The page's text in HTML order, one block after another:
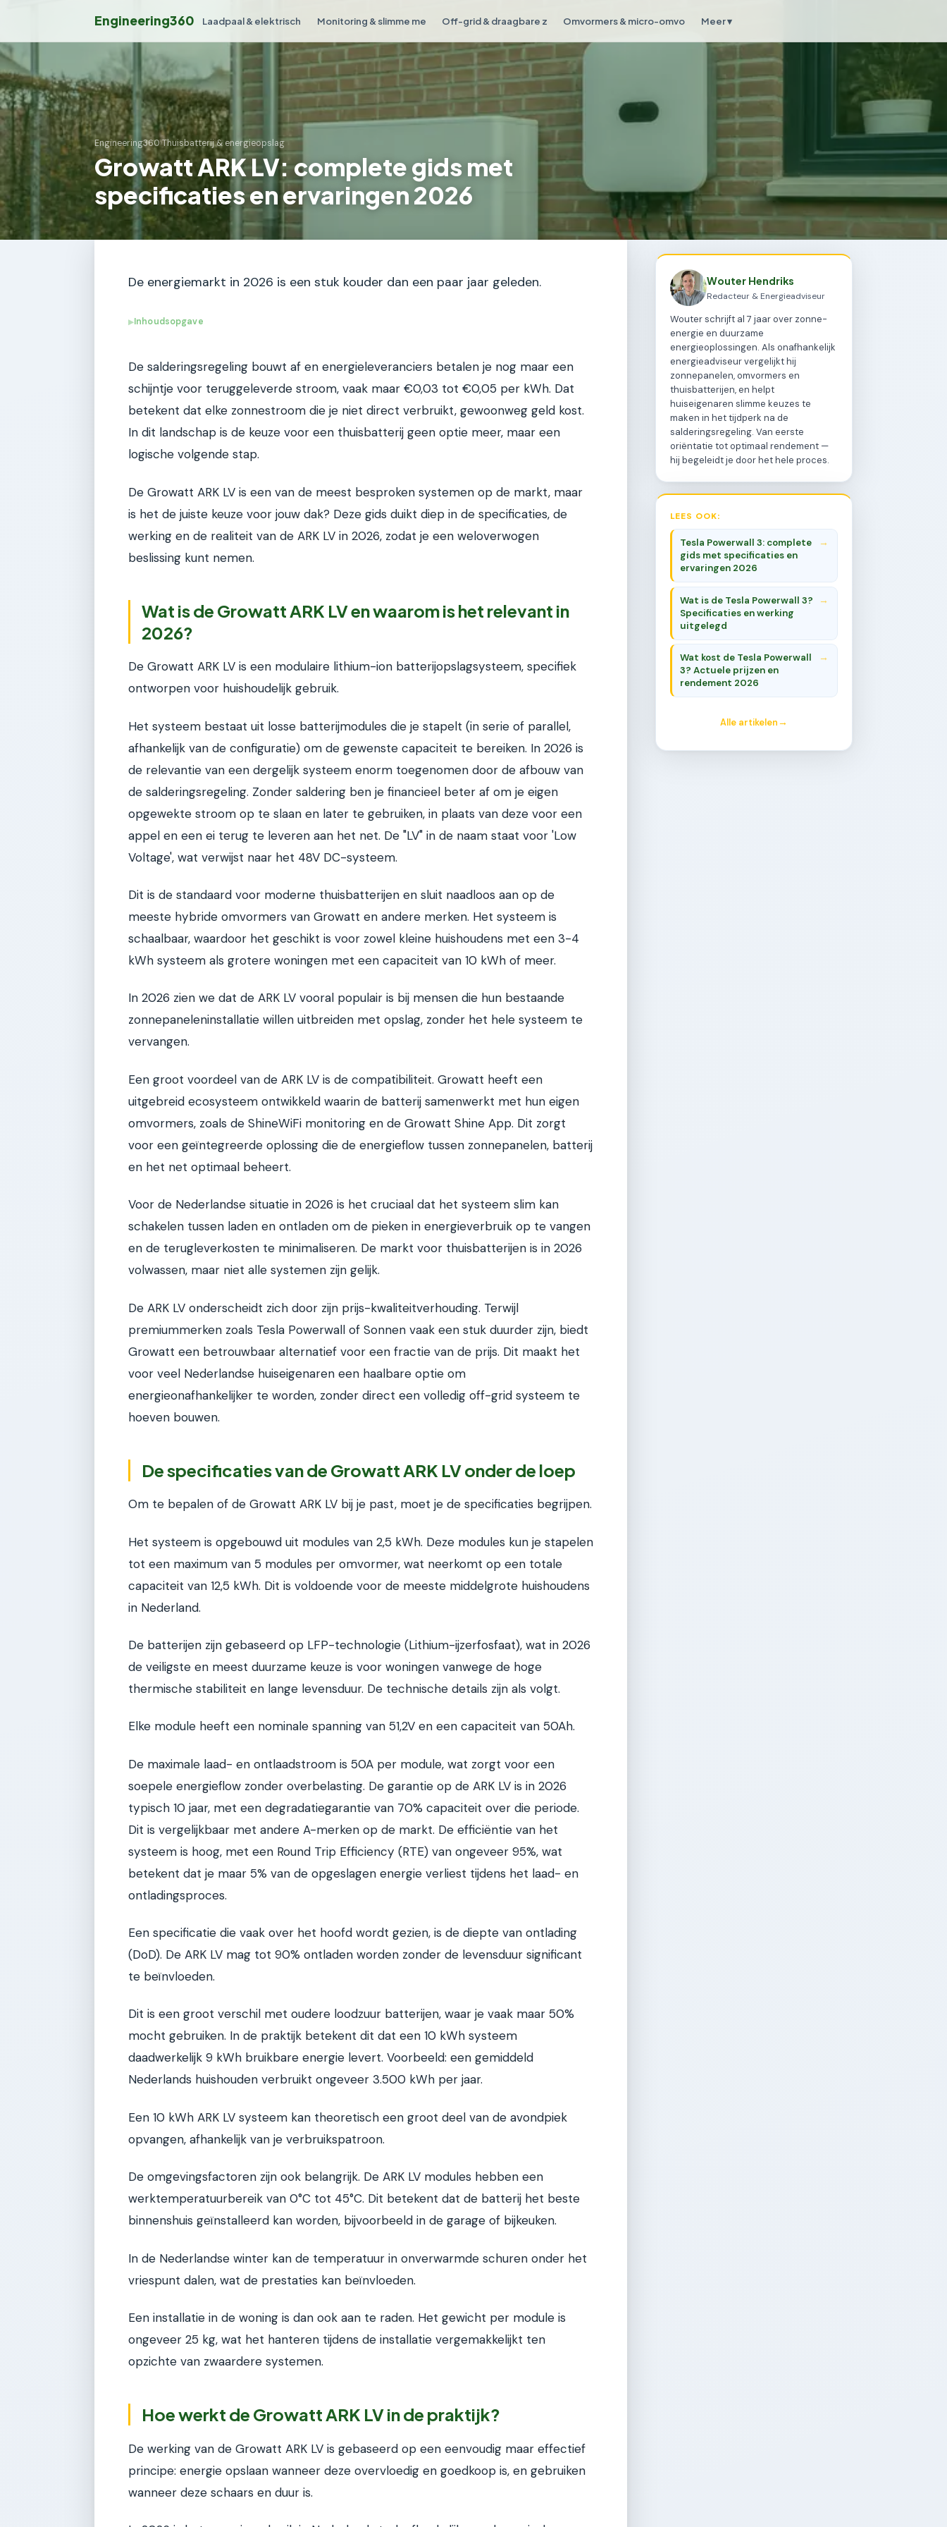
Engineering360 Laadpaal & elektrisch Monitoring & slimme me Off-grid & draagbare z Omvormers & micro-omvo Meer ▾
Engineering360›Thuisbatterij & energieopslag
Growatt ARK LV: complete gids met
specificaties en ervaringen 2026
De energiemarkt in 2026 is een stuk kouder dan een paar jaar geleden.
▶Inhoudsopgave
De salderingsregeling bouwt af en energieleveranciers betalen je nog maar een
schijntje voor teruggeleverde stroom, vaak maar €0,03 tot €0,05 per kWh. Dat
betekent dat elke zonnestroom die je niet direct verbruikt, gewoonweg geld kost.
In dit landschap is de keuze voor een thuisbatterij geen optie meer, maar een
logische volgende stap.
De Growatt ARK LV is een van de meest besproken systemen op de markt, maar
is het de juiste keuze voor jouw dak? Deze gids duikt diep in de specificaties, de
werking en de realiteit van de ARK LV in 2026, zodat je een weloverwogen
beslissing kunt nemen.
Wat is de Growatt ARK LV en waarom is het relevant in
2026?
De Growatt ARK LV is een modulaire lithium-ion batterijopslagsysteem, specifiek
ontworpen voor huishoudelijk gebruik.
Het systeem bestaat uit losse batterijmodules die je stapelt (in serie of parallel,
afhankelijk van de configuratie) om de gewenste capaciteit te bereiken. In 2026 is
de relevantie van een dergelijk systeem enorm toegenomen door de afbouw van
de salderingsregeling. Zonder saldering ben je financieel beter af om je eigen
opgewekte stroom op te slaan en later te gebruiken, in plaats van deze voor een
appel en een ei terug te leveren aan het net. De "LV" in de naam staat voor 'Low
Voltage', wat verwijst naar het 48V DC-systeem.
Dit is de standaard voor moderne thuisbatterijen en sluit naadloos aan op de
meeste hybride omvormers van Growatt en andere merken. Het systeem is
schaalbaar, waardoor het geschikt is voor zowel kleine huishoudens met een 3-4
kWh systeem als grotere woningen met een capaciteit van 10 kWh of meer.
In 2026 zien we dat de ARK LV vooral populair is bij mensen die hun bestaande
zonnepaneleninstallatie willen uitbreiden met opslag, zonder het hele systeem te
vervangen.
Een groot voordeel van de ARK LV is de compatibiliteit. Growatt heeft een
uitgebreid ecosysteem ontwikkeld waarin de batterij samenwerkt met hun eigen
omvormers, zoals de ShineWiFi monitoring en de Growatt Shine App. Dit zorgt
voor een geïntegreerde oplossing die de energieflow tussen zonnepanelen, batterij
en het net optimaal beheert.
Voor de Nederlandse situatie in 2026 is het cruciaal dat het systeem slim kan
schakelen tussen laden en ontladen om de pieken in energieverbruik op te vangen
en de terugleverkosten te minimaliseren. De markt voor thuisbatterijen is in 2026
volwassen, maar niet alle systemen zijn gelijk.
De ARK LV onderscheidt zich door zijn prijs-kwaliteitverhouding. Terwijl
premiummerken zoals Tesla Powerwall of Sonnen vaak een stuk duurder zijn, biedt
Growatt een betrouwbaar alternatief voor een fractie van de prijs. Dit maakt het
voor veel Nederlandse huiseigenaren een haalbare optie om
energieonafhankelijker te worden, zonder direct een volledig off-grid systeem te
hoeven bouwen.
De specificaties van de Growatt ARK LV onder de loep
Om te bepalen of de Growatt ARK LV bij je past, moet je de specificaties begrijpen.
Het systeem is opgebouwd uit modules van 2,5 kWh. Deze modules kun je stapelen
tot een maximum van 5 modules per omvormer, wat neerkomt op een totale
capaciteit van 12,5 kWh. Dit is voldoende voor de meeste middelgrote huishoudens
in Nederland.
De batterijen zijn gebaseerd op LFP-technologie (Lithium-ijzerfosfaat), wat in 2026
de veiligste en meest duurzame keuze is voor woningen vanwege de hoge
thermische stabiliteit en lange levensduur. De technische details zijn als volgt.
Elke module heeft een nominale spanning van 51,2V en een capaciteit van 50Ah.
De maximale laad- en ontlaadstroom is 50A per module, wat zorgt voor een
soepele energieflow zonder overbelasting. De garantie op de ARK LV is in 2026
typisch 10 jaar, met een degradatiegarantie van 70% capaciteit over die periode.
Dit is vergelijkbaar met andere A-merken op de markt. De efficiëntie van het
systeem is hoog, met een Round Trip Efficiency (RTE) van ongeveer 95%, wat
betekent dat je maar 5% van de opgeslagen energie verliest tijdens het laad- en
ontladingsproces.
Een specificatie die vaak over het hoofd wordt gezien, is de diepte van ontlading
(DoD). De ARK LV mag tot 90% ontladen worden zonder de levensduur significant
te beïnvloeden.
Dit is een groot verschil met oudere loodzuur batterijen, waar je vaak maar 50%
mocht gebruiken. In de praktijk betekent dit dat een 10 kWh systeem
daadwerkelijk 9 kWh bruikbare energie levert. Voorbeeld: een gemiddeld
Nederlands huishouden verbruikt ongeveer 3.500 kWh per jaar.
Een 10 kWh ARK LV systeem kan theoretisch een groot deel van de avondpiek
opvangen, afhankelijk van je verbruikspatroon.
De omgevingsfactoren zijn ook belangrijk. De ARK LV modules hebben een
werktemperatuurbereik van 0°C tot 45°C. Dit betekent dat de batterij het beste
binnenshuis geïnstalleerd kan worden, bijvoorbeeld in de garage of bijkeuken.
In de Nederlandse winter kan de temperatuur in onverwarmde schuren onder het
vriespunt dalen, wat de prestaties kan beïnvloeden.
Een installatie in de woning is dan ook aan te raden. Het gewicht per module is
ongeveer 25 kg, wat het hanteren tijdens de installatie vergemakkelijkt ten
opzichte van zwaardere systemen.
Hoe werkt de Growatt ARK LV in de praktijk?
De werking van de Growatt ARK LV is gebaseerd op een eenvoudig maar effectief
principe: energie opslaan wanneer deze overvloedig en goedkoop is, en gebruiken
wanneer deze schaars en duur is.
Wouter Hendriks
Redacteur & Energieadviseur
Wouter schrijft al 7 jaar over zonne-
energie en duurzame
energieoplossingen. Als onafhankelijk
energieadviseur vergelijkt hij
zonnepanelen, omvormers en
thuisbatterijen, en helpt
huiseigenaren slimme keuzes te
maken in het tijdperk na de
salderingsregeling. Van eerste
oriëntatie tot optimaal rendement —
hij begeleidt je door het hele proces.
LEES OOK:
Tesla Powerwall 3: complete
gids met specificaties en
ervaringen 2026
Wat is de Tesla Powerwall 3?
Specificaties en werking
uitgelegd
Wat kost de Tesla Powerwall
3? Actuele prijzen en
rendement 2026
Alle artikelen